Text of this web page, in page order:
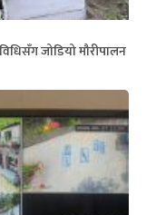
जोडियो मौरीपालन